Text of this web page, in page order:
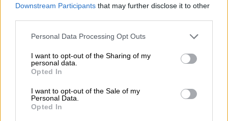
Downstream Participants that may further disclose it to other
Personal Data Processing Opt Outs
I want to opt-out of the Sharing of my
personal data.
Opted In
I want to opt-out of the Sale of my
Personal Data.
Opted In
Mas artículos del mismo autor/a